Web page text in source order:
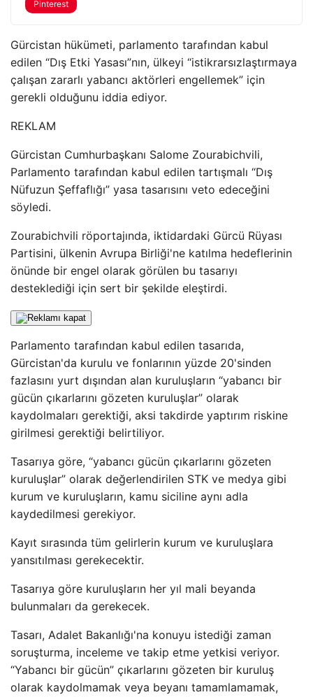
Pinterest
Gürcistan hükümeti, parlamento tarafından kabul
edilen “Dış Etki Yasası”nın, ülkeyi “istikrarsızlaştırmaya
çalışan zararlı yabancı aktörleri engellemek” için
gerekli olduğunu iddia ediyor.
REKLAM
Gürcistan Cumhurbaşkanı Salome Zourabichvili,
Parlamento tarafından kabul edilen tartışmalı “Dış
Nüfuzun Şeffaflığı” yasa tasarısını veto edeceğini
söyledi.
Zourabichvili röportajında, iktidardaki Gürcü Rüyası
Partisini, ülkenin Avrupa Birliği'ne katılma hedeflerinin
önünde bir engel olarak görülen bu tasarıyı
desteklediği için sert bir şekilde eleştirdi.
Parlamento tarafından kabul edilen tasarıda,
Gürcistan'da kurulu ve fonlarının yüzde 20'sinden
fazlasını yurt dışından alan kuruluşların “yabancı bir
gücün çıkarlarını gözeten kuruluşlar” olarak
kaydolmaları gerektiği, aksi takdirde yaptırım riskine
girilmesi gerektiği belirtiliyor.
Tasarıya göre, “yabancı gücün çıkarlarını gözeten
kuruluşlar” olarak değerlendirilen STK ve medya gibi
kurum ve kuruluşların, kamu siciline aynı adla
kaydedilmesi gerekiyor.
Kayıt sırasında tüm gelirlerin kurum ve kuruluşlara
yansıtılması gerekecektir.
Tasarıya göre kuruluşların her yıl mali beyanda
bulunmaları da gerekecek.
Tasarı, Adalet Bakanlığı'na konuyu istediği zaman
soruşturma, inceleme ve takip etme yetkisi veriyor.
“Yabancı bir gücün” çıkarlarını gözeten bir kuruluş
olarak kaydolmamak veya beyanı tamamlamamak,